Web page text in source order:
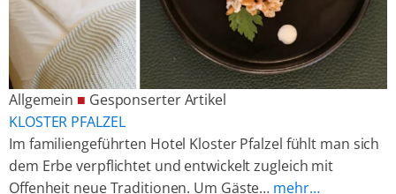
Allgemein ■ Gesponserter Artikel
KLOSTER PFALZEL
Im familiengeführten Hotel Kloster Pfalzel fühlt man sich
dem Erbe verpflichtet und entwickelt zugleich mit
Offenheit neue Traditionen. Um Gäste… mehr…